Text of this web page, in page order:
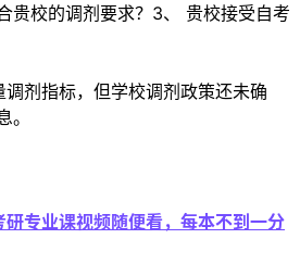
贵校的调剂要求？3、 贵校接受自考
调剂指标，但学校调剂政策还未确
专业课视频随便看，每本不到一分